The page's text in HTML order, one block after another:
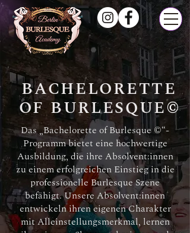
BACHELORETTE
OF BURLESQUE©
Das „Bachelorette of Burlesque ©“-
Programm bietet eine hochwertige
Ausbildung, die ihre Absolvent:innen
zu einem erfolgreichen Einstieg in die
professionelle Burlesque Szene
befähigt. Unsere Absolvent:innen
entwickeln ihren eigenen Charakter
mit Alleinstellungsmerkmal, lernen